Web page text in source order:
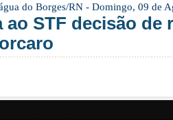
do Borges/RN - Domingo, 09 de
ao STF decisão de